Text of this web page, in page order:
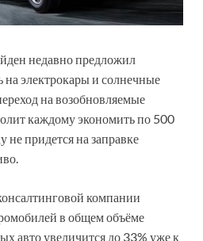
недавно предложил
на электрокары и солнечные
на возобновляемые
каждому экономить по 500
не придется на заправке
компании
в общем объёме
авто увеличится до 33% уже к